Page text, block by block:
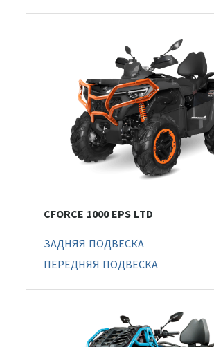
CFORCE 1000 EPS LTD
ЗАДНЯЯ ПОДВЕСКА
ПЕРЕДНЯЯ ПОДВЕСКА